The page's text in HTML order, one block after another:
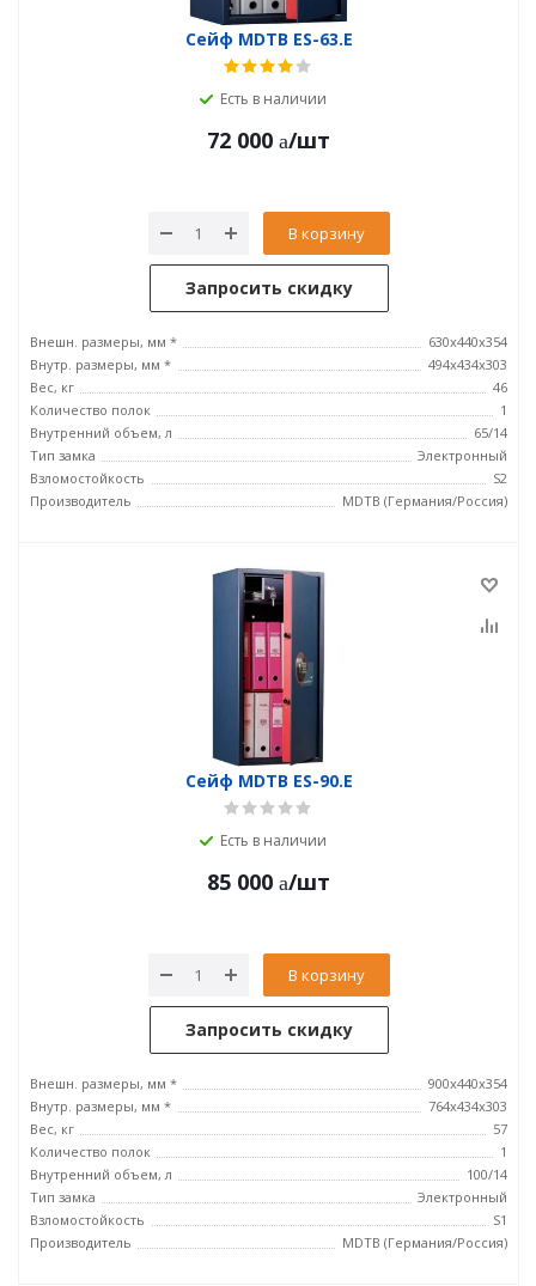
Сейф MDTB ES-63.E
Есть в наличии
72 000 /шт
В корзину
Запросить скидку
Внешн. размеры, мм *
630x440x354
Внутр. размеры, мм *
494x434x303
Вес, кг
46
Количество полок
1
Внутренний объем, л
65/14
Тип замка
Электронный
Взломостойкость
S2
Производитель
MDTB (Германия/Россия)
Сейф MDTB ES-90.E
Есть в наличии
85 000 /шт
В корзину
Запросить скидку
Внешн. размеры, мм *
900x440x354
Внутр. размеры, мм *
764x434x303
Вес, кг
57
Количество полок
1
Внутренний объем, л
100/14
Тип замка
Электронный
Взломостойкость
S1
Производитель
MDTB (Германия/Россия)